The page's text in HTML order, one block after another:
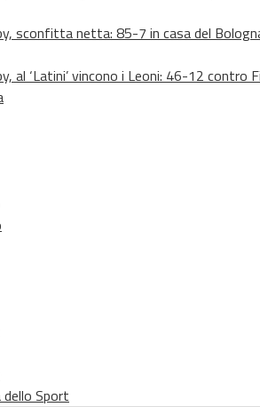
sconfitta netta: 85-7 in casa del
al ‘Latini’ vincono i Leoni: 46-12 contro
Sport